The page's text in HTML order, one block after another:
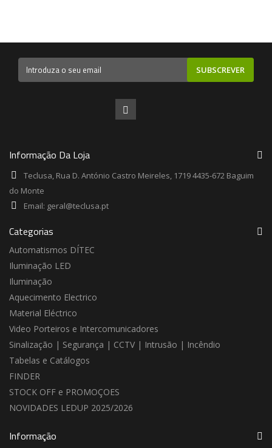
SUBSCREVER
Informação Da Loja
Teclusa, Rua D. António Castro Meireles, 1719 4435-672 Baguim
do Monte
Email: geral@teclusa.pt
Categorias
Automatismos DÍTEC
Iluminação LED
Iluminação
Aquecimento Electrico
Material Eléctrico
Video Porteiros e Intercomunicadores
Sinalização | Segurança | CCTV | Intrusão | Incêndio
Tabelas e Catálogos
FINDER
STOCK OFF e PROMOÇOES
NOVIDADES LEDUP 2025/2026
Informação